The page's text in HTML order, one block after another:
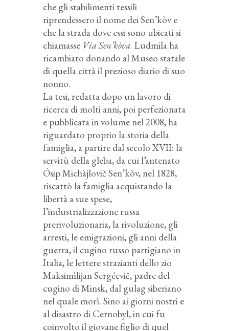
che gli stabilimenti tessili
riprendessero il nome dei Sen’kòv e
che la strada dove essi sono ubicati si
chiamasse Via Sen’kòva. Ludmila ha
ricambiato donando al Museo statale
di quella città il prezioso diario di suo
nonno.
La tesi, redatta dopo un lavoro di
ricerca di molti anni, poi perfezionata
e pubblicata in volume nel 2008, ha
riguardato proprio la storia della
famiglia, a partire dal secolo XVII: la
servitù della gleba, da cui l’antenato
Ósip Michàjlovič Sen’kòv, nel 1828,
riscattò la famiglia acquistando la
libertà a sue spese,
l’industrializzazione russa
prerivoluzionaria, la rivoluzione, gli
arresti, le emigrazioni, gli anni della
guerra, il cugino russo partigiano in
Italia, le lettere strazianti dello zio
Maksimìlijan Sergéevič, padre del
cugino di Minsk, dal gulag siberiano
nel quale morì. Sino ai giorni nostri e
al disastro di Cernobyl, in cui fu
coinvolto il giovane figlio di quel